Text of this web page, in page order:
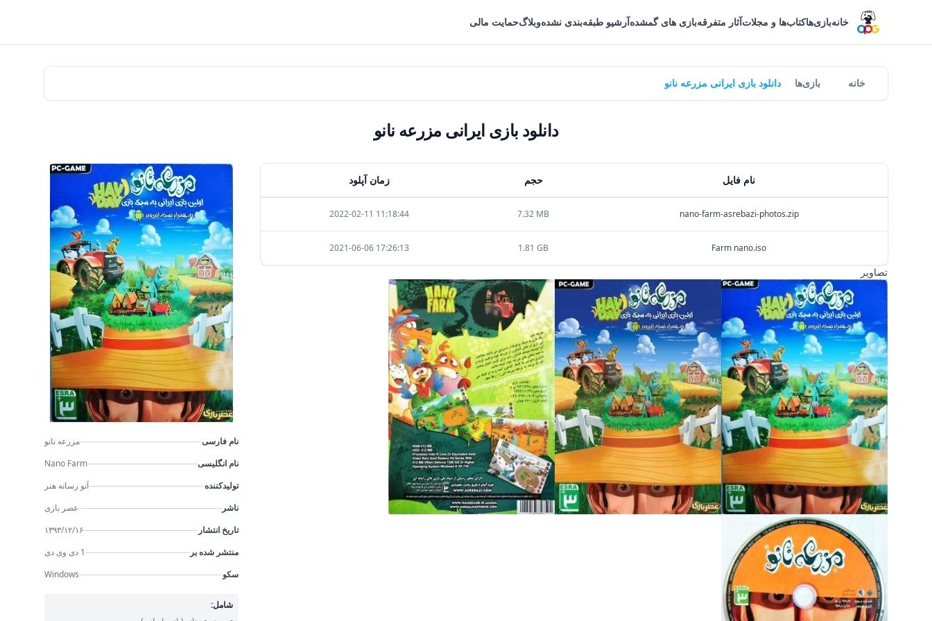
خانهبازی‌هاکتاب‌ها و مجلاتآثار متفرقهبازی های گمشدهآرشیو طبقه‌بندی نشدهوبلاگحمایت مالی
خانه بازی‌ها دانلود بازی ایرانی مزرعه نانو
دانلود بازی ایرانی مزرعه نانو
نام فایل حجم زمان آپلود
nano-farm-asrebazi-photos.zip
7.32 MB
2022-02-11 11:18:44
Farm nano.iso
1.81 GB
2021-06-06 17:26:13
تصاویر
نام فارسی
مزرعه نانو
نام انگلیسی
Nano Farm
تولیدکننده
آنو رسانه هنر
ناشر
عصر بازی
تاریخ انتشار
۱۳۹۳/۱۲/۱۶
منتشر شده بر
1 دی وی دی
سکو
Windows
شامل: